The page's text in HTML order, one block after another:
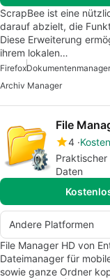
ScrapBee ist eine
darauf abzielt, die
Diese Erweiterung
ihrem lokalen…
FirefoxDokumentenmanager
Archiv Manager
File
4
Daten
Andere Platformen
File Manager HD von
Dateimanager für
sowie ganze Ordner